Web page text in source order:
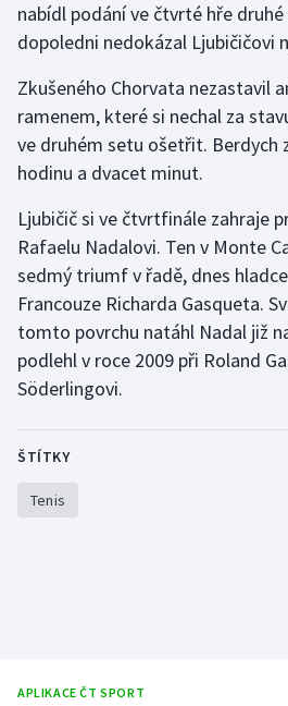
Jezdectví
Krasobruslení
Lezení
Lyže a snowboard
Moderní pětiboj
Motorsport
Olympijské hry
Rychlostní kanoistika
nabídl podání ve čtvrté hře
dopoledni nedokázal Ljubičičovi
Zkušeného Chorvata nezastavil
ramenem, které si nechal za
ve druhém setu ošetřit. Berdych
hodinu a dvacet minut.
Ljubičič si ve čtvrtfinále zahraje
Rafaelu Nadalovi. Ten v Monte
sedmý triumf v řadě, dnes
Francouze Richarda Gasqueta.
tomto povrchu natáhl Nadal již
podlehl v roce 2009 při Roland
Söderlingovi.
ŠTÍTKY
Tenis
APLIKACE ČT SPORT